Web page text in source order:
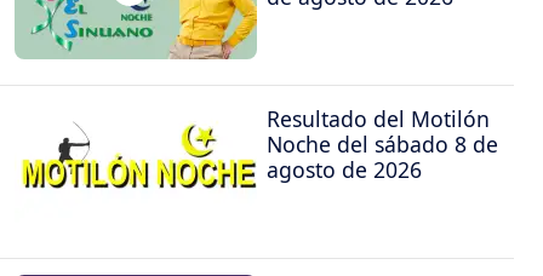
Resultado del Motilón
Noche del sábado 8 de
agosto de 2026